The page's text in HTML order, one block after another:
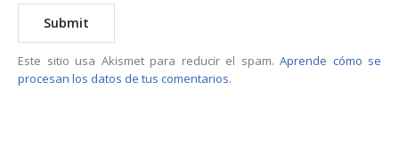
Este sitio usa Akismet para reducir el spam. Aprende cómo se
procesan los datos de tus comentarios.